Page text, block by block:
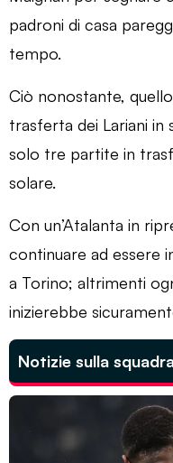
padroni di casa
tempo.
Ciò nonostante,
trasferta dei Lariani
solo tre partite in
solare.
Con un’Atalanta in
continuare ad essere
a Torino; altrimenti
inizierebbe
Notizie sulla